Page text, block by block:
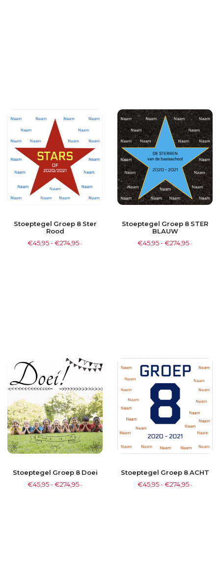
Stoeptegel Groep 8 Ster
Rood
€45,95-€274,95 -
Stoeptegel Groep 8 STER
BLAUW
€45,95-€274,95 -
Stoeptegel Groep 8 Doei
€45,95-€274,95 -
Stoeptegel Groep 8 ACHT
€45,95-€274,95 -